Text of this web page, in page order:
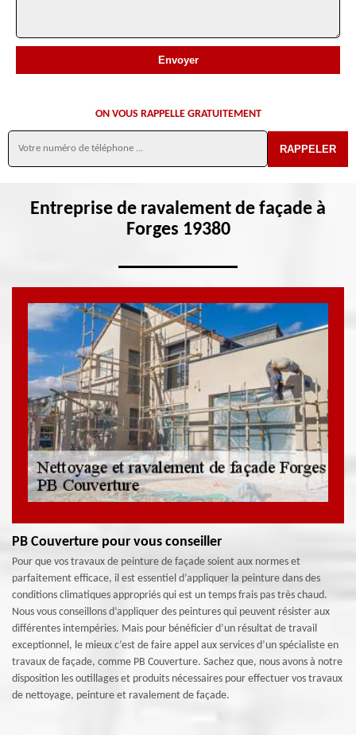
ON VOUS RAPPELLE GRATUITEMENT
Entreprise de ravalement de façade à
Forges 19380
PB Couverture pour vous conseiller
Pour que vos travaux de peinture de façade soient aux normes et
parfaitement efficace, il est essentiel d’appliquer la peinture dans des
conditions climatiques appropriés qui est un temps frais pas très chaud.
Nous vous conseillons d’appliquer des peintures qui peuvent résister aux
différentes intempéries. Mais pour bénéficier d’un résultat de travail
exceptionnel, le mieux c’est de faire appel aux services d’un spécialiste en
travaux de façade, comme PB Couverture. Sachez que, nous avons à notre
disposition les outillages et produits nécessaires pour effectuer vos travaux
de nettoyage, peinture et ravalement de façade.